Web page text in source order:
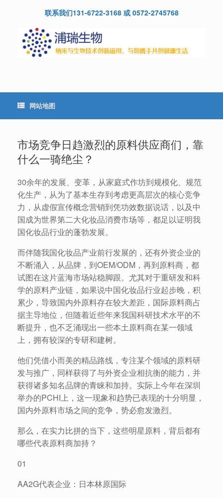
联系我们131-6722-3168 或 0572-2745768
网站地图
市场竞争日趋激烈的原料供应商们，靠
什么一骑绝尘？
30余年的发展、变革，从家庭式作坊到规模化、规范
化生产，从为了基本生存到考虑更高层次的核心竞争
力，从虚假宣传概念营销到凭功效数据说话，以及中
国成为世界第二大化妆品消费市场等，都足以证明我
国化妆品行业的蓬勃发展。
而伴随我国化妆品产业前行发展的，还有外资企业的
不断涌入，从品牌，到OEM/ODM，再到原料商，都
试图在这片蓝海市场站稳脚跟。尤其对于重研发和科
学的原料产业链，如果说中国化妆品行业起步晚，积
累少，导致国内外原料存在较大差距，国际原料商占
据主导地位，但随着近些年来我国科研技术水平的不
断提升，也不乏涌现出一些本土原料商在某一领域
上，拥有较深的专研和建树。
他们凭借小而美的精品路线，专注某个领域的原料研
发与推广，同样获得了与外资企业相抗衡的能力，并
获得诸多知名品牌的青睐和加持。实际上今年在深圳
举办的PCHI上，这一现象和趋势已表现的十分明显，
国内外原料市场之间的竞争，势必愈发激烈。
那么，在实力比拼的当下，这些明星原料，背后都有
哪些代表原料商加持？
01
AA2G代表企业：日本林原国际